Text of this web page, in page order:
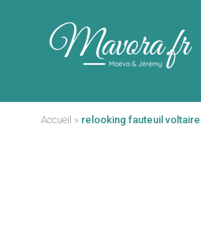
Accueil » relooking fauteuil voltaire